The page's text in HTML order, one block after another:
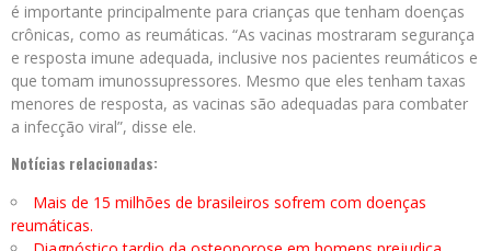
é importante principalmente para crianças que tenham doenças
crônicas, como as reumáticas. “As vacinas mostraram segurança
e resposta imune adequada, inclusive nos pacientes reumáticos e
que tomam imunossupressores. Mesmo que eles tenham taxas
menores de resposta, as vacinas são adequadas para combater
a infecção viral”, disse ele.
Notícias relacionadas:
Mais de 15 milhões de brasileiros sofrem com doenças
reumáticas.